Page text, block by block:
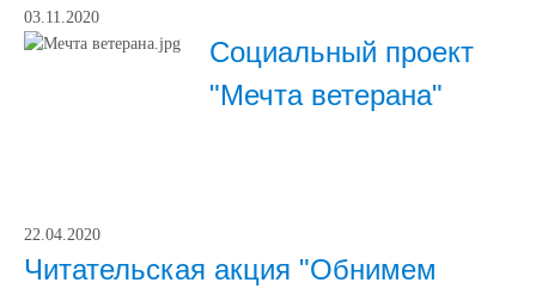
03.11.2020
Социальный проект
"Мечта ветерана"
22.04.2020
Читательская акция "Обнимем